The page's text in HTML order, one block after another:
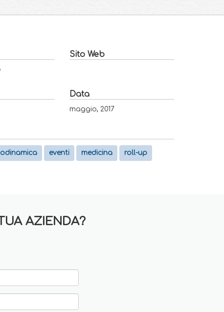
Sito Web
Data
maggio, 2017
eventi medicina roll-up
AZIENDA?